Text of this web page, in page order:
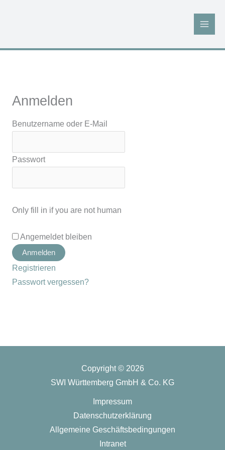
Anmelden
Benutzername oder E-Mail
Passwort
Only fill in if you are not human
Angemeldet bleiben
Registrieren
Passwort vergessen?
Copyright © 2026
SWI Württemberg GmbH & Co. KG
Impressum
Datenschutzerklärung
Allgemeine Geschäftsbedingungen
Intranet